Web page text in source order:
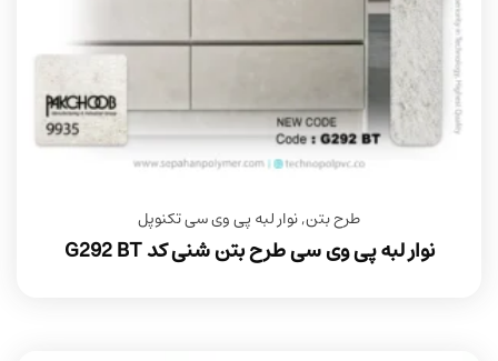
طرح بتن,نوار لبه پی وی سی تکنوپل
نوار لبه پی وی سی طرح بتن شنی کد G292 BT